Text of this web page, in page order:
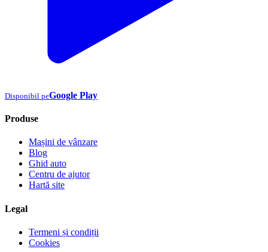
Disponibil peGoogle Play
Produse
Mașini de vânzare
Blog
Ghid auto
Centru de ajutor
Hartă site
Legal
Termeni și condiții
Cookies